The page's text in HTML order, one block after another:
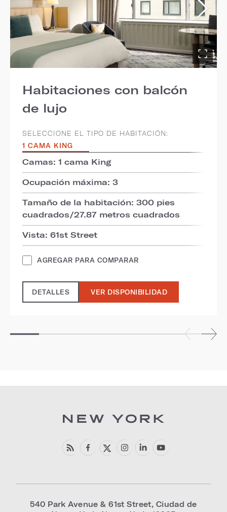
Habitaciones con balcón
de lujo
SELECCIONE EL TIPO DE HABITACIÓN:
1 CAMA KING
Camas: 1 cama King
Ocupación máxima: 3
Tamaño de la habitación: 300 pies
cuadrados/27.87 metros cuadrados
Vista: 61st Street
AGREGAR PARA COMPARAR
DETALLES VER DISPONIBILIDAD
540 Park Avenue & 61st Street, Ciudad de